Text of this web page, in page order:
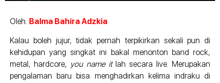
Oleh: Balma Bahira Adzkia
Kalau boleh jujur, tidak pernah terpikirkan sekali pun di
kehidupan yang singkat ini bakal menonton band rock,
metal, hardcore, you name itlah secara live. Merupakan
pengalaman baru bisa menghadirkan kelima indraku di